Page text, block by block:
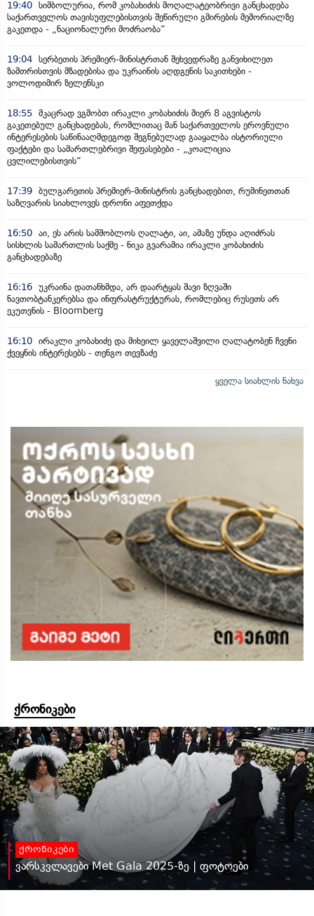
19:40 სიმბოლურია, რომ კობახიძის მოღალატეობრივი განცხადება
საქართველოს თავისუფლებისთვის შეწირული გმირების მემორიალზე
გაკეთდა - „ნაციონალური მოძრაობა“
19:04 სერბეთის პრემიერ-მინისტრთან შეხვედრაზე განვიხილეთ
ზამთრისთვის მზადებისა და უკრაინის აღდგენის საკითხები -
ვოლოდიმირ ზელენსკი
18:55 მკაცრად ვგმობთ ირაკლი კობახიძის მიერ 8 აგვისტოს
გაკეთებულ განცხადებას, რომლითაც მან საქართველოს ეროვნული
ინტერესების საწინააღმდეგოდ შეგნებულად გააყალბა ისტორიული
ფაქტები და სამართლებრივი შეფასებები - „კოალიცია
ცვლილებისთვის“
17:39 ბულგარეთის პრემიერ-მინისტრის განცხადებით, რუმინეთთან
საზღვარის სიახლოვეს დრონი აფეთქდა
16:50 აი, ეს არის სამშობლოს ღალატი, აი, ამაზე უნდა აღიძრას
სისხლის სამართლის საქმე - ნიკა გვარამია ირაკლი კობახიძის
განცხადებაზე
16:16 უკრაინა დათანხმდა, არ დაარტყას შავი ზღვაში
ნავთობტანკერებსა და ინფრასტრუქტურას, რომლებიც რუსეთს არ
ეკუთვნის - Bloomberg
16:10 ირაკლი კობახიძე და მიხეილ ყაველაშვილი ღალატობენ ჩვენი
ქვეყნის ინტერესებს - თენგო თევზაძე
ყველა სიახლის ნახვა
ქრონიკები
ქრონიკები
ვარსკვლავები Met Gala 2025-ზე | ფოტოები